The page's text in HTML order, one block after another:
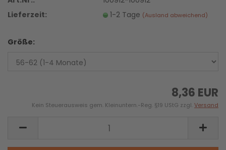
Lieferzeit:
1-2 Tage (Ausland abweichend)
Größe:
8,36 EUR
Kein Steuerausweis gem. Kleinuntern.-Reg. §19 UStG zzgl. Versand